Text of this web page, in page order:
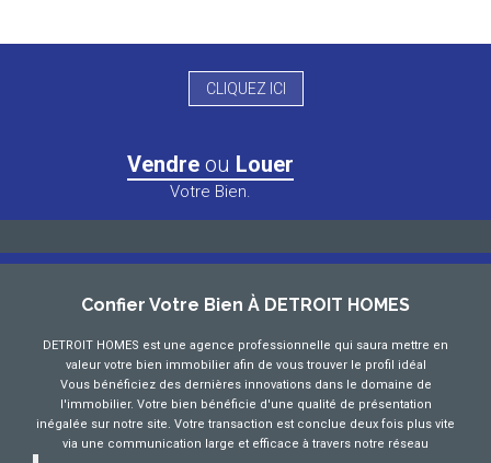
CLIQUEZ ICI
Vendre ou Louer
Votre Bien.
Confier Votre Bien À DETROIT HOMES
DETROIT HOMES est une agence professionnelle qui saura mettre en
valeur votre bien immobilier afin de vous trouver le profil idéal
Vous bénéficiez des dernières innovations dans le domaine de
l'immobilier. Votre bien bénéficie d'une qualité de présentation
inégalée sur notre site. Votre transaction est conclue deux fois plus vite
via une communication large et efficace à travers notre réseau